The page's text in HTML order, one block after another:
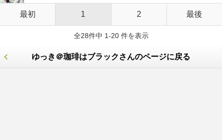
最初 1 2 最後
全28件中 1-20 件を表示
ゆっき＠珈琲はブラックさんのページに戻る